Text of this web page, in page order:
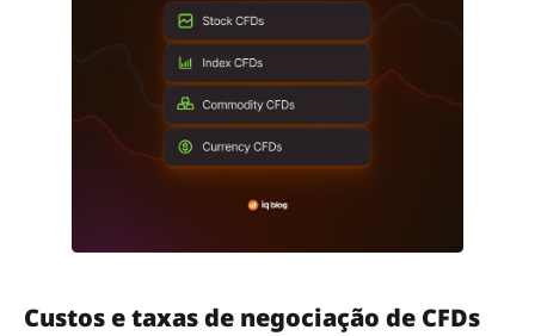
Custos e taxas de negociação de CFDs